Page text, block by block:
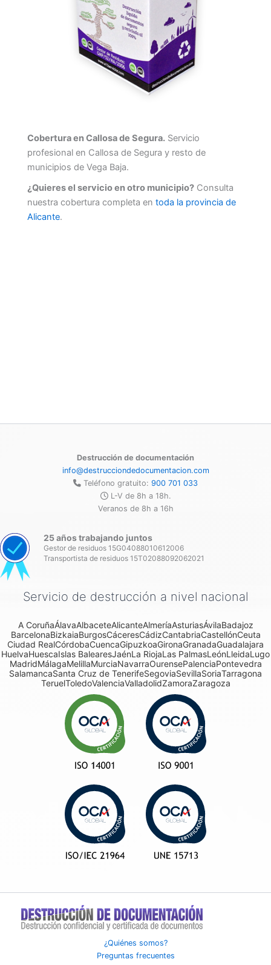
Cobertura en Callosa de Segura. Servicio
profesional en Callosa de Segura y resto de
municipios de Vega Baja.
¿Quieres el servicio en otro municipio? Consulta
nuestra cobertura completa en toda la provincia de
Alicante.
Destrucción de documentación
info@destrucciondedocumentacion.com
Teléfono gratuito: 900 701 033
L-V de 8h a 18h.
Veranos de 8h a 16h
25 años trabajando juntos
Gestor de residuos 15G04088010612006
Transportista de residuos 15T02088092062021
Servicio de destrucción a nivel nacional
A CoruñaÁlavaAlbaceteAlicanteAlmeríaAsturiasÁvilaBadajoz
BarcelonaBizkaiaBurgosCáceresCádizCantabriaCastellónCeuta
Ciudad RealCórdobaCuencaGipuzkoaGironaGranadaGuadalajara
HuelvaHuescaIslas BalearesJaénLa RiojaLas PalmasLeónLleidaLugo
MadridMálagaMelillaMurciaNavarraOurensePalenciaPontevedra
SalamancaSanta Cruz de TenerifeSegoviaSevillaSoriaTarragona
TeruelToledoValenciaValladolidZamoraZaragoza
¿Quiénes somos?
Preguntas frecuentes